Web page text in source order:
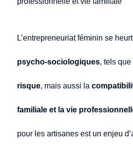
L’entrepreneuriat féminin se
psycho-sociologiques, tels que
risque, mais aussi la
familiale et la vie
pour les artisanes est un enjeu